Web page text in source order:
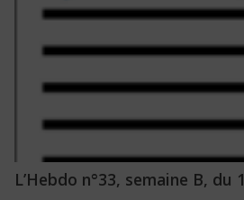
L’Hebdo n°33, semaine B, du